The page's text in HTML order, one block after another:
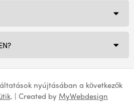
nyújtásában a következők
. | Created by MyWebdesign